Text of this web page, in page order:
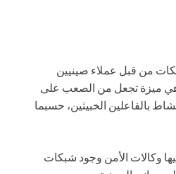
من قبل عملاء صينيين
ميزة تجعل من الصعب على
بالفاعلين الخبيثين، حسبما
وكالات الأمن وجود شبكات